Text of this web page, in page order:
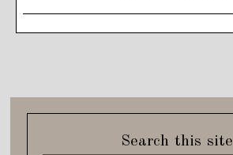
Search this site